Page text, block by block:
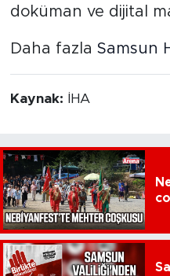
doküman ve dijital
Daha fazla Samsun
Kaynak: İHA